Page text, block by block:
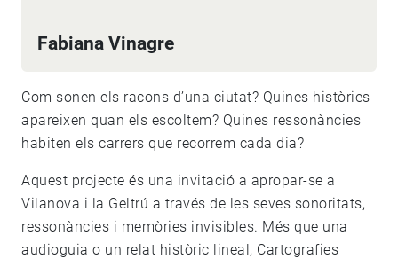
Fabiana Vinagre
Com sonen els racons d’una ciutat? Quines històries
apareixen quan els escoltem? Quines ressonàncies
habiten els carrers que recorrem cada dia?
Aquest projecte és una invitació a apropar-se a
Vilanova i la Geltrú a través de les seves sonoritats,
ressonàncies i memòries invisibles. Més que una
audioguia o un relat històric lineal, Cartografies